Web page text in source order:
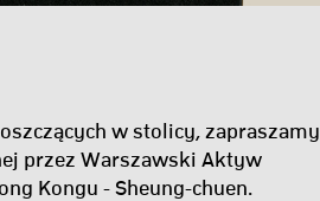
w stolicy, zapraszamy
przez Warszawski Aktyw
Kongu - Sheung-chuen.